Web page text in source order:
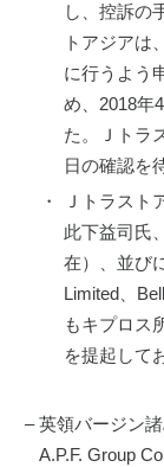
し、控訴の
トアジアは
に行うよう
め、2018年
た。Ｊトラ
日の確認を
・
Ｊトラスト
此下益司氏
在）、並び
Limited、
もキプロス
を提起して
– 英領バージン
A.P.F. Group